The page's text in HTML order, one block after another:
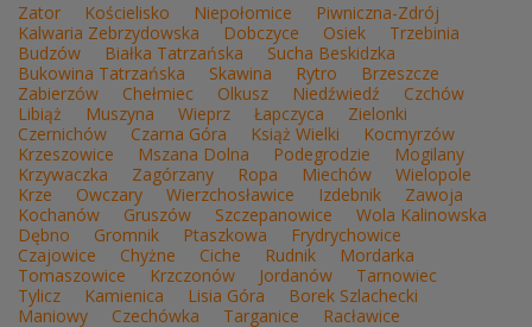
Zator Kościelisko Niepołomice
Piwniczna-Zdrój
Kalwaria Zebrzydowska
Dobczyce Osiek
Trzebinia
Budzów
Białka Tatrzańska
Sucha Beskidzka
Bukowina Tatrzańska
Skawina Rytro
Brzeszcze
Zabierzów
Chełmiec Olkusz Niedźwiedź
Czchów
Libiąż
Muszyna Wieprz Łapczyca
Zielonki
Czernichów
Czarna Góra Książ Wielki
Kocmyrzów
Krzeszowice
Mszana Dolna Podegrodzie
Mogilany
Krzywaczka
Zagórzany Ropa Miechów
Wielopole
Krze
Owczary Wierzchosławice Izdebnik
Zawoja
Kochanów
Gruszów Szczepanowice
Wola Kalinowska
Dębno
Gromnik Ptaszkowa
Frydrychowice
Czajowice
Chyżne Ciche Rudnik
Mordarka
Tomaszowice
Krzczonów Jordanów
Tarnowiec
Tylicz
Kamienica Lisia Góra
Borek Szlachecki
Maniowy
Czechówka Targanice
Racławice